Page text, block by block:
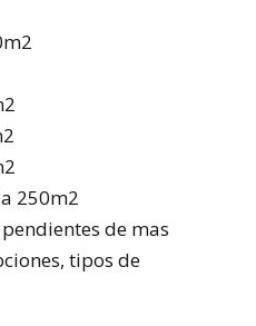
250m2
de mas
tipos de